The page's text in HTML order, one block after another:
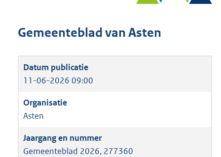
Gemeenteblad van Asten
11-06-2026 09:00
Asten
Gemeenteblad 2026, 277360